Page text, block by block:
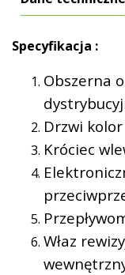
Specyfikacja :
Obszerna
Drzwi
Króciec
Właz